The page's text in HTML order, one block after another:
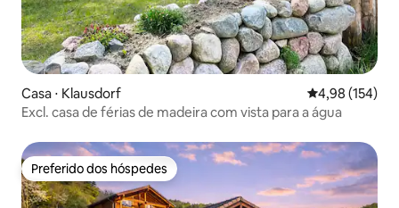
Casa ⋅ Klausdorf 4,98 de uma
4,98 (154)
Excl. casa de férias de madeira com vista para a água
Preferido dos hóspedes
Preferido dos hóspedes